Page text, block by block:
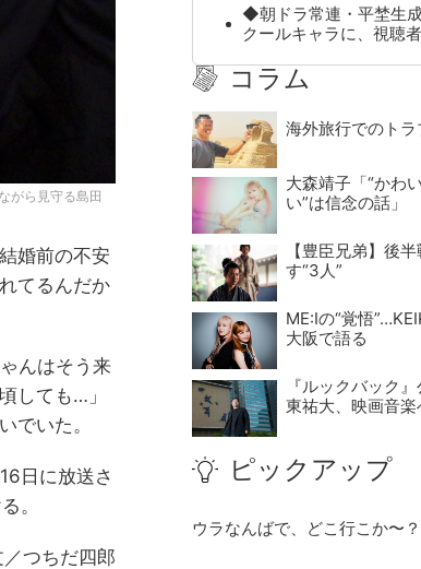
がら見守る島田
婚前の不安
てるんだか
んはそう来
しても…」
でいた。
日に放送さ
。
／つちだ四郎
◆朝ドラ常連・平埜生
クールキャラに、視聴
コラム
海外旅行でのト
大森靖子「“かわ
い”は信念の話」
【豊臣兄弟】後
す“3人”
ME:Iの“覚悟
大阪で語る
『ルックバック
東祐大、映画音楽
ピックアップ
ウラなんばで、どこ行こか〜？